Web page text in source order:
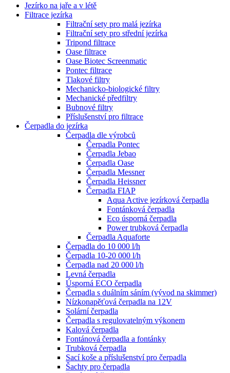
Jezírko na jaře a v létě
Filtrace jezírka
Filtrační sety pro malá jezírka
Filtrační sety pro střední jezírka
Tripond filtrace
Oase filtrace
Oase Biotec Screenmatic
Pontec filtrace
Tlakové filtry
Mechanicko-biologické filtry
Mechanické předfiltry
Bubnové filtry
Příslušenství pro filtrace
Čerpadla do jezírka
Čerpadla dle výrobců
Čerpadla Pontec
Čerpadla Jebao
Čerpadla Oase
Čerpadla Messner
Čerpadla Heissner
Čerpadla FIAP
Aqua Active jezírková čerpadla
Fontánková čerpadla
Eco úsporná čerpadla
Power trubková čerpadla
Čerpadla Aquaforte
Čerpadla do 10 000 l/h
Čerpadla 10-20 000 l/h
Čerpadla nad 20 000 l/h
Levná čerpadla
Úsporná ECO čerpadla
Čerpadla s duálním sáním (vývod na skimmer)
Nízkonapěťová čerpadla na 12V
Solární čerpadla
Čerpadla s regulovatelným výkonem
Kalová čerpadla
Fontánová čerpadla a fontánky
Trubková čerpadla
Sací koše a příslušenství pro čerpadla
Šachty pro čerpadla